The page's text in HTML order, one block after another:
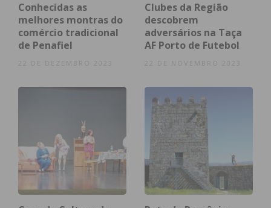
Eu li e concordo com os termos e
Conhecidas as
melhores montras do
comércio tradicional
de Penafiel
Clubes da Região
descobrem
adversários na Taça
AF Porto de Futebol